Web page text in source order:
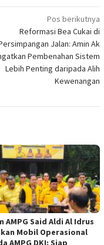
Pos berikutnya
Reformasi Bea Cukai di
Jalan: Amin Ak
Pembenahan Sistem
Lebih Penting daripada Alih
Kewenangan
AMPG Said Aldi Al Idrus
Mobil Operasional
AMPG DKI: Siap